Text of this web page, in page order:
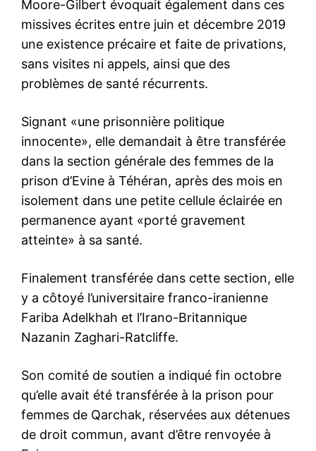
Moore-Gilbert évoquait également dans ces
missives écrites entre juin et décembre 2019
une existence précaire et faite de privations,
sans visites ni appels, ainsi que des
problèmes de santé récurrents.
Signant «une prisonnière politique
innocente», elle demandait à être transférée
dans la section générale des femmes de la
prison d’Evine à Téhéran, après des mois en
isolement dans une petite cellule éclairée en
permanence ayant «porté gravement
atteinte» à sa santé.
Finalement transférée dans cette section, elle
y a côtoyé l’universitaire franco-iranienne
Fariba Adelkhah et l’Irano-Britannique
Nazanin Zaghari-Ratcliffe.
Son comité de soutien a indiqué fin octobre
qu’elle avait été transférée à la prison pour
femmes de Qarchak, réservées aux détenues
de droit commun, avant d’être renvoyée à